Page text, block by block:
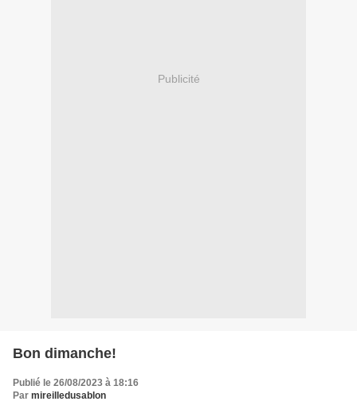
Publicité
Bon dimanche!
Publié le 26/08/2023 à 18:16
Par mireilledusablon